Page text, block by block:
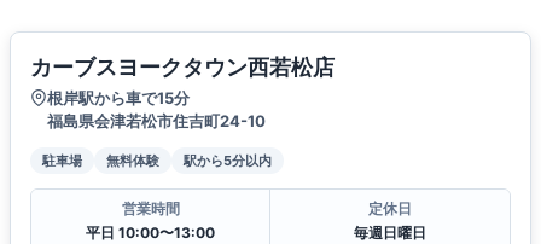
カーブスヨークタウン西若松店
根岸駅から車で15分
福島県会津若松市住吉町24-10
駐車場 無料体験 駅から5分以内
営業時間
平日 10:00〜13:00
定休日
毎週日曜日